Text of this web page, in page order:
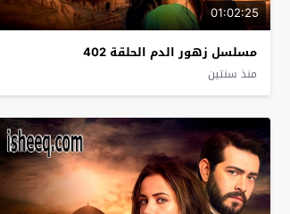
01:02:25
مسلسل زهور الدم الحلقة 402
منذ سنتين